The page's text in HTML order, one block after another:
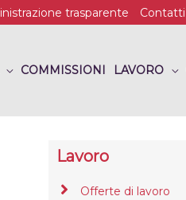
trasparente Contatti
COMMISSIONI LAVORO
Lavoro
Offerte di lavoro